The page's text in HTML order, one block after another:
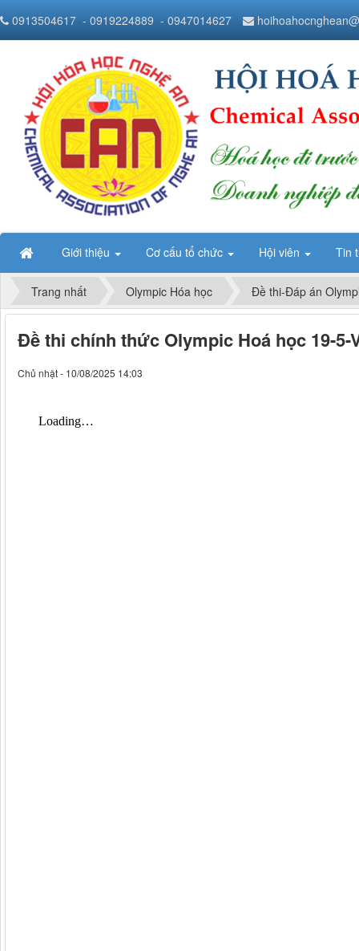
0913504617 - 0919224889 - 0947014627
Giới thiệu Cơ cấu tổ chức Hội viên Tin
Trang nhất Olympic Hóa học Đề thi-Đáp án
Đề thi chính thức Olympic Hoá học 19-5-
Chủ nhật - 10/08/2025 14:03